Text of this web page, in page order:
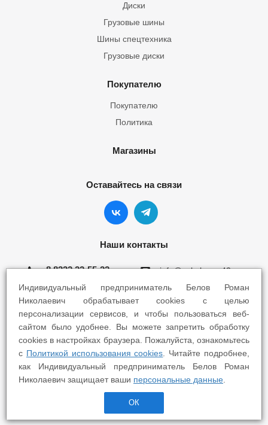
Грузовые шины
Шины спецтехника
Диски
Грузовые диски
Покупателю
Покупателю
Политика
Магазины
Оставайтесь на связи
Наши контакты
8 8332 22-55-22 info@yokohama43.ru
Киров, ул. Ломоносова 5Б
Киров, ул. Профсоюзная 7А
2025 © Yokohama Киров - Шины Диски Сервис
Индивидуальный предприниматель Белов Роман
Николаевич обрабатывает cookies с целью
персонализации сервисов, и чтобы пользоваться веб-
сайтом было удобнее. Вы можете запретить обработку
cookies в настройках браузера. Пожалуйста, ознакомьтесь
с Политикой использования cookies . Читайте подробнее,
как Индивидуальный предприниматель Белов Роман
Николаевич защищает ваши персональные данные
ОК